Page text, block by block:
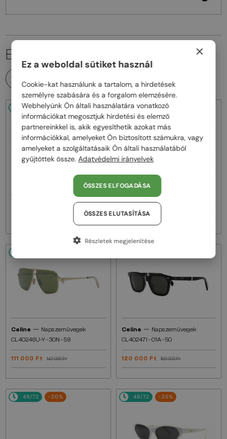
EZ IS ÉRDEKELHET
48/72 -20%
Napszemüvegek
CL40242I - 01B - 53
48/72 -22%
Celine—
CL40246U-Y - 30H - 61
111 000 Ft
Celine — Napszemüvegek
CL40246U-Y - 30N - 59
111 000 Ft 142 000 Ft
Celine — Napszemüvegek
CL40247I - 01A - 50
120 000 Ft 150 000 Ft
48/72 -20% 48/72 -25%
×
Ez a weboldal sütiket használ
Cookie-kat használunk a tartalom, a hirdetések
személyre szabására és a forgalom elemzésére.
Webhelyünk Ön általi használatára vonatkozó
információkat megosztjuk hirdetési és elemző
partnereinkkel is, akik egyesíthetik azokat más
információkkal, amelyeket Ön biztosított számukra, vagy
amelyeket a szolgáltatásaik Ön általi használatából
gyűjtöttek össze. Adatvédelmi irányelvek
ÖSSZES ELFOGADÁSA
ÖSSZES ELUTASÍTÁSA
Részletek megjelenítése